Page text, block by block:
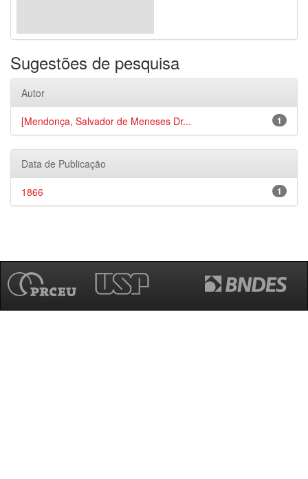
Sugestões de pesquisa
Autor
1
[Mendonça, Salvador de Meneses Dr...
Data de Publicação
1
1866